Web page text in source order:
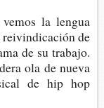
la len­gua
de
de su tra­ba­jo.
ola de nueva
de hip hop